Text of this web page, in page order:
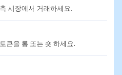
시장에서 거래하세요.
큰을 롱 또는 숏 하세요.